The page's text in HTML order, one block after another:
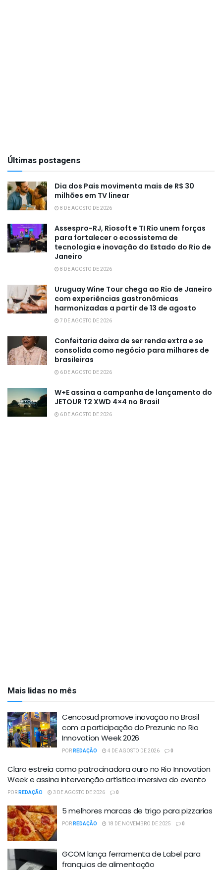
Últimas postagens
Dia dos Pais movimenta mais de R$ 30
milhões em TV linear
8 DE AGOSTO DE 2026
Assespro-RJ, Riosoft e TI Rio unem forças
para fortalecer o ecossistema de
tecnologia e inovação do Estado do Rio de
Janeiro
8 DE AGOSTO DE 2026
Uruguay Wine Tour chega ao Rio de Janeiro
com experiências gastronômicas
harmonizadas a partir de 13 de agosto
7 DE AGOSTO DE 2026
Confeitaria deixa de ser renda extra e se
consolida como negócio para milhares de
brasileiras
6 DE AGOSTO DE 2026
W+E assina a campanha de lançamento do
JETOUR T2 XWD 4×4 no Brasil
6 DE AGOSTO DE 2026
Mais lidas no mês
Cencosud promove inovação no Brasil
com a participação do Prezunic no Rio
Innovation Week 2026
PORREDAÇÃO 4 DE AGOSTO DE 2026 0
Claro estreia como patrocinadora ouro no Rio Innovation
Week e assina intervenção artística imersiva do evento
PORREDAÇÃO 3 DE AGOSTO DE 2026 0
5 melhores marcas de trigo para pizzarias
PORREDAÇÃO 18 DE NOVEMBRO DE 2025 0
GCOM lança ferramenta de Label para
franquias de alimentação